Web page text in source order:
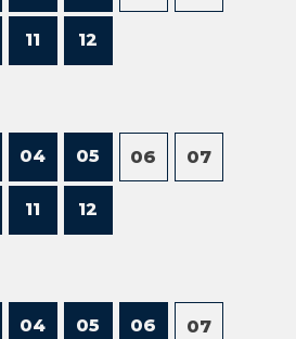
11 12
04 05 06 07
11 12
04 05 06 07